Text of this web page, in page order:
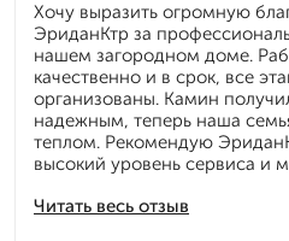
Читать весь отзыв
Хочу выразить огромную
ЭриданКтр за
нашем загородном доме.
качественно и в срок, все
организованы. Камин
надежным, теперь наша
теплом. Рекомендую
высокий уровень сервиса и